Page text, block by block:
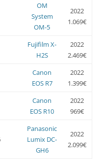
OM
System
OM-5
2022
1.069€
Fujifilm X-
H2S
2022
2.469€
Canon
EOS R7
2022
1.399€
Canon
EOS R10
2022
969€
Panasonic
Lumix DC-
GH6
2022
2.099€